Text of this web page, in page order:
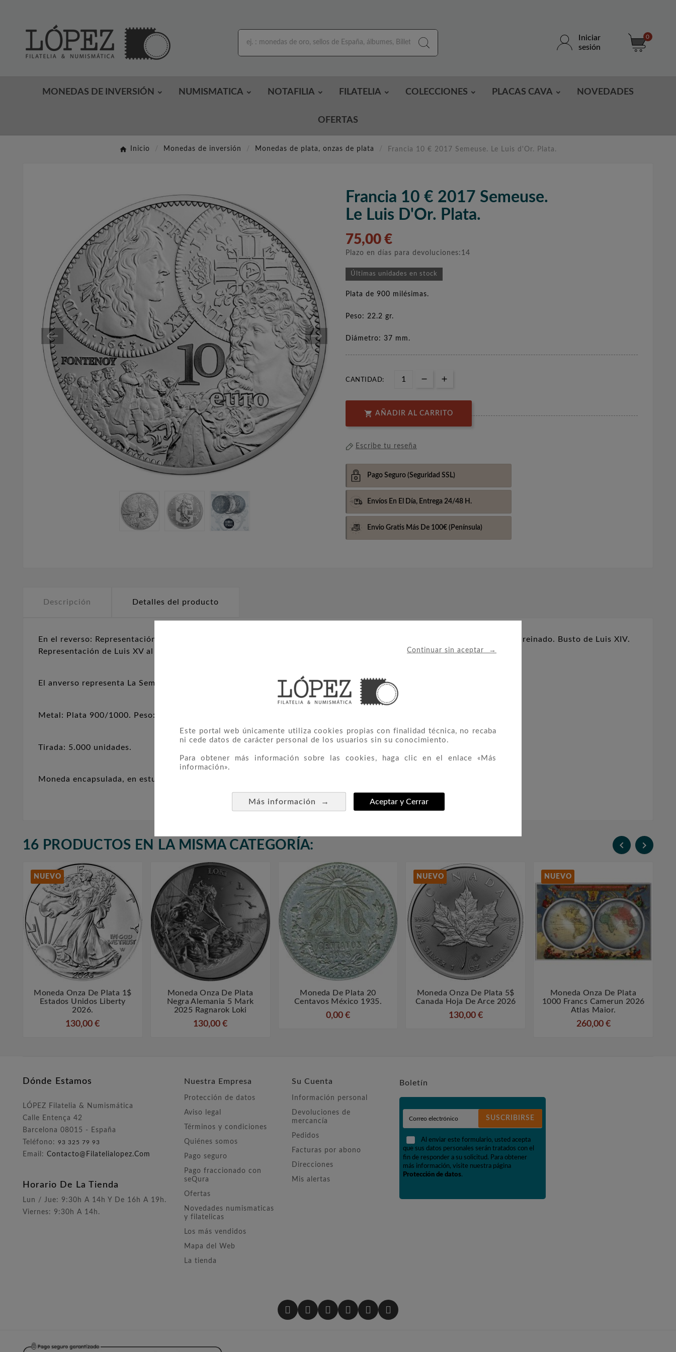
Continuar sin aceptar →
Este portal web únicamente utiliza cookies propias con finalidad técnica, no recaba
ni cede datos de carácter personal de los usuarios sin su conocimiento.
Para obtener más información sobre las cookies, haga clic en el enlace «Más
información».
Más información → Aceptar y Cerrar
Iniciar
sesión
0
MONEDAS DE INVERSIÓN NUMISMATICA NOTAFILIA FILATELIA COLECCIONES PLACAS CAVA NOVEDADES
OFERTAS
Inicio Monedas de inversión Monedas de plata, onzas de plata Francia 10 € 2017 Semeuse. Le Luis d'Or. Plata.
Francia 10 € 2017 Semeuse.
Le Luis D'Or. Plata.
75,00 €
Plazo en días para devoluciones:14
Últimas unidades en stock
Plata de 900 milésimas.
Peso: 22.2 gr.
Diámetro: 37 mm.
CANTIDAD:
 AÑADIR AL CARRITO
Escribe tu reseña
Pago Seguro (Seguridad SSL)
Envíos En El Día, Entrega 24/48 H.
Envio Gratis Más De 100€ (Península)
Descripción Detalles del producto
En el reverso: Representación de Luis XIII en el anverso y reverso de una moneda original de Luis XIII acuñada durante su reinado.
Busto de Luis XIV.
Representación de Luis XV al mando de las tropas francesas en la batalla de Fontenoy.
El anverso representa La Sembradora de Roty, figura emblemática de la historia numismática Francesa.
Metal: Plata 900/1000. Peso: 22,20 g. Diámetro : 37 mm.
Tirada: 5.000 unidades.
Moneda encapsulada, en estuche original, con cartón exterior y certificado.
16 PRODUCTOS EN LA MISMA CATEGORÍA:  
NUEVO
 
Moneda Onza De Plata 1$
Estados Unidos Liberty
2026.
130,00 €
 
Moneda Onza De Plata
Negra Alemania 5 Mark
2025 Ragnarok Loki
130,00 €
 
Moneda De Plata 20
Centavos México 1935.
0,00 €
NUEVO
 
Moneda Onza De Plata 5$
Canada Hoja De Arce 2026
130,00 €
NUEVO
 
Moneda Onza De Plata
1000 Francs Camerun 2026
Atlas Maior.
260,00 €
Dónde Estamos
LÓPEZ Filatelia & Numismática
Calle Entença 42
Barcelona 08015 - España
Teléfono: 93 325 79 93
Email: Contacto@filatelialopez.com
Horario De La Tienda
Lun / Jue: 9:30h A 14h Y De 16h A 19h.
Viernes: 9:30h A 14h.
Nuestra Empresa
Protección de datos
Aviso legal
Términos y condiciones
Quiénes somos
Pago seguro
Pago fraccionado con
seQura
Ofertas
Novedades numismaticas
y filatelicas
Los más vendidos
Mapa del Web
La tienda
Su Cuenta
Información personal
Devoluciones de
mercancía
Pedidos
Facturas por abono
Direcciones
Mis alertas
Boletín
SUSCRIBIRSE
Al enviar este formulario, usted acepta
que sus datos personales serán tratados con el
fin de responder a su solicitud. Para obtener
más información, visite nuestra página
Protección de datos.